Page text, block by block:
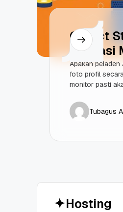
Object
Limitasi
Apakah peladen
foto profil
monitor pasti
Tubagus
Hosting